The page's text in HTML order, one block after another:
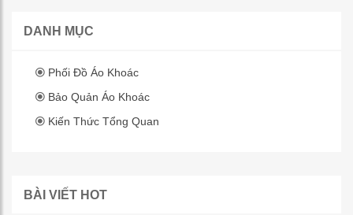
DANH MỤC
Phối Đồ Áo Khoác
Bảo Quản Áo Khoác
Kiến Thức Tổng Quan
BÀI VIẾT HOT